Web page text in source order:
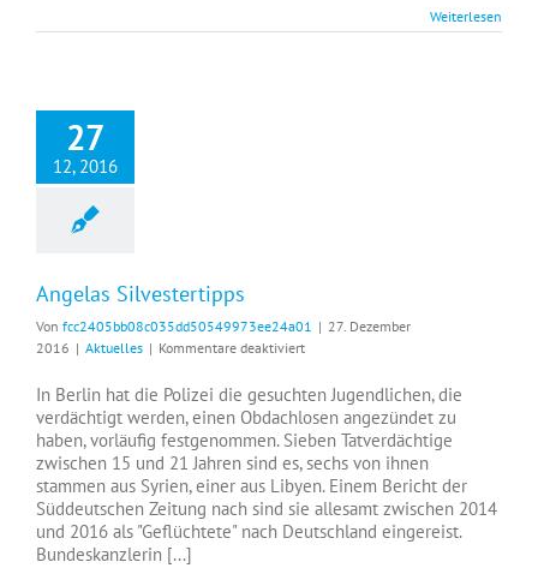
Weiterlesen
27
12, 2016
Angelas Silvestertipps
Von fcc2405bb08c035dd50549973ee24a01 | 27. Dezember
2016 | Aktuelles | Kommentare deaktiviertfür
Silvestertipps
In Berlin hat die Polizei die gesuchten Jugendlichen, die
verdächtigt werden, einen Obdachlosen angezündet zu
haben, vorläufig festgenommen. Sieben Tatverdächtige
zwischen 15 und 21 Jahren sind es, sechs von ihnen
stammen aus Syrien, einer aus Libyen. Einem Bericht der
Süddeutschen Zeitung nach sind sie allesamt zwischen 2014
und 2016 als "Geflüchtete" nach Deutschland eingereist.
Bundeskanzlerin [...]